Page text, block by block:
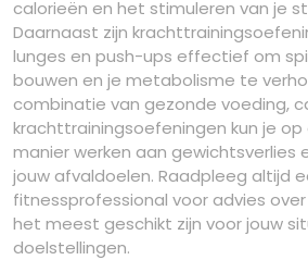
calorieën en het stimuleren van je
Daarnaast zijn
lunges en push-ups effectief om
bouwen en je metabolisme te
combinatie van gezonde voeding,
krachttrainingsoefeningen kun je
manier werken aan gewichtsverlies
jouw afvaldoelen. Raadpleeg altijd
fitnessprofessional voor advies
het meest geschikt zijn voor jouw
doelstellingen.